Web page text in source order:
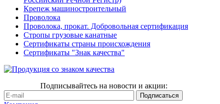
Крепеж машиностроительный
Проволока
Проволока, прокат. Добровольная сертификация
Стропы грузовые канатные
Сертификаты страны происхождения
Сертификаты "Знак качества"
Подписывайтесь на новости и акции: